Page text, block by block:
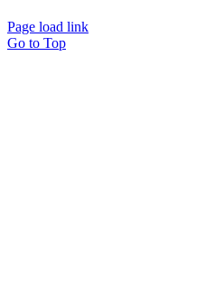
Page load link
Go to Top